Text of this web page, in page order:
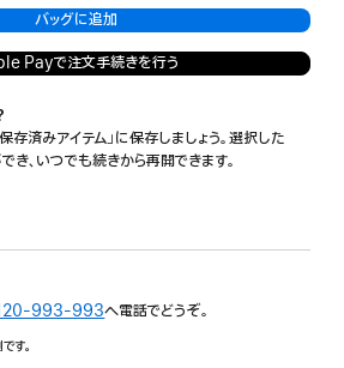
バッグに追加
Payで注文手続きを行う
存済みアイテム」に保存しましょう。選択した
き、いつでも続きから再開できます。
993-993へ電話でどうぞ。
す。